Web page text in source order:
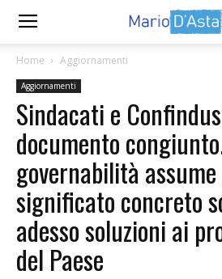
Home Aggiornamenti
Aggiornamenti
Sindacati e
documento
governabilità
significato concreto
adesso soluzioni ai
del Paese